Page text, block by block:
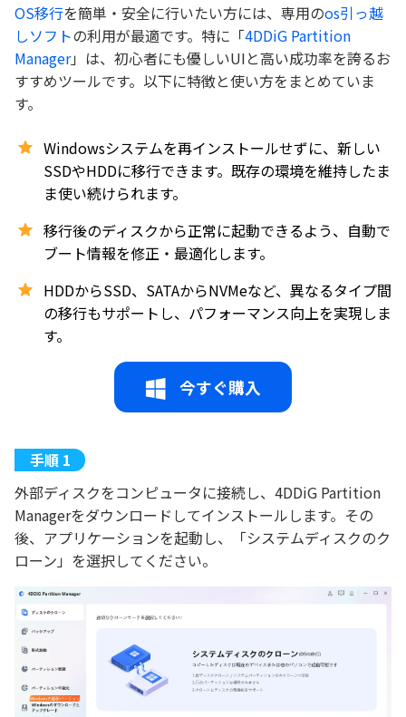
OS移行を簡単・安全に行いたい方には、専用のos引っ越
しソフトの利用が最適です。特に「4DDiG Partition
Manager」は、初心者にも優しいUIと高い成功率を誇るお
すすめツールです。以下に特徴と使い方をまとめていま
す。
Windowsシステムを再インストールせずに、新しい
SSDやHDDに移行できます。既存の環境を維持したま
ま使い続けられます。
移行後のディスクから正常に起動できるよう、自動で
ブート情報を修正・最適化します。
HDDからSSD、SATAからNVMeなど、異なるタイプ間
の移行もサポートし、パフォーマンス向上を実現しま
す。
今すぐ購入
外部ディスクをコンピュータに接続し、4DDiG Partition
Managerをダウンロードしてインストールします。その
後、アプリケーションを起動し、「システムディスクのク
ローン」を選択してください。